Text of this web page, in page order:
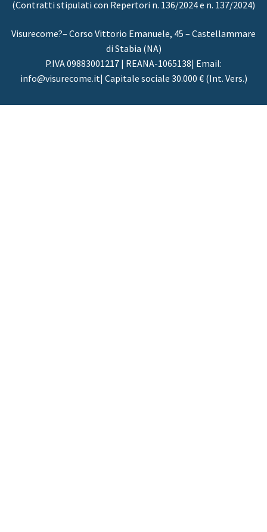
(Contratti stipulati con Repertori n. 136/2024 e n. 137/2024)
Visurecome?– Corso Vittorio Emanuele, 45 – Castellammare
di Stabia (NA)
P.IVA 09883001217 | REANA-1065138| Email:
info@visurecome.it| Capitale sociale 30.000 € (Int. Vers.)